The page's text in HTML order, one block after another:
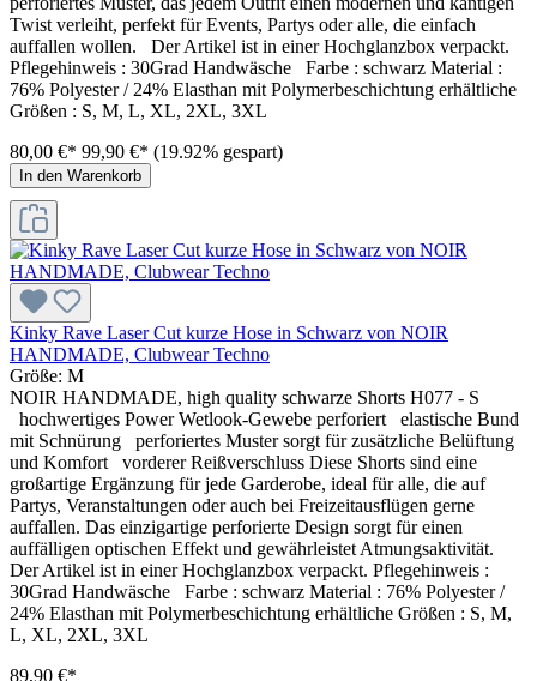
Twist verleiht, perfekt für Events, Partys oder alle, die einfach
auffallen wollen. Der Artikel ist in einer Hochglanzbox verpackt.
Pflegehinweis : 30Grad Handwäsche Farbe : schwarz Material :
76% Polyester / 24% Elasthan mit Polymerbeschichtung erhältliche
Größen : S, M, L, XL, 2XL, 3XL
80,00 €* 99,90 €* (19.92% gespart)
In den Warenkorb
Kinky Rave Laser Cut kurze Hose in Schwarz von NOIR
HANDMADE, Clubwear Techno
Größe: M
NOIR HANDMADE, high quality schwarze Shorts H077 - S
hochwertiges Power Wetlook-Gewebe perforiert elastische Bund
mit Schnürung perforiertes Muster sorgt für zusätzliche Belüftung
und Komfort vorderer Reißverschluss Diese Shorts sind eine
großartige Ergänzung für jede Garderobe, ideal für alle, die auf
Partys, Veranstaltungen oder auch bei Freizeitausflügen gerne
auffallen. Das einzigartige perforierte Design sorgt für einen
auffälligen optischen Effekt und gewährleistet Atmungsaktivität.
Der Artikel ist in einer Hochglanzbox verpackt. Pflegehinweis :
30Grad Handwäsche Farbe : schwarz Material : 76% Polyester /
24% Elasthan mit Polymerbeschichtung erhältliche Größen : S, M,
L, XL, 2XL, 3XL
89,90 €*